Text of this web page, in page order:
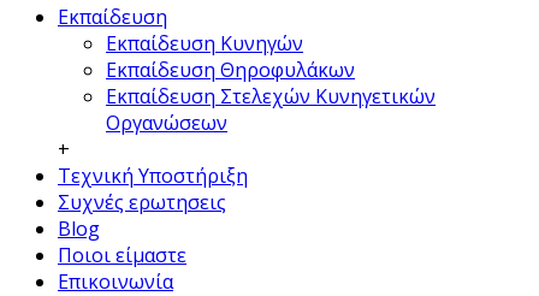
Εκπαίδευση
Εκπαίδευση Κυνηγών
Εκπαίδευση Θηροφυλάκων
Εκπαίδευση Στελεχών Κυνηγετικών
Οργανώσεων
+
Τεχνική Υποστήριξη
Συχνές ερωτησεις
Blog
Ποιοι είμαστε
Επικοινωνία